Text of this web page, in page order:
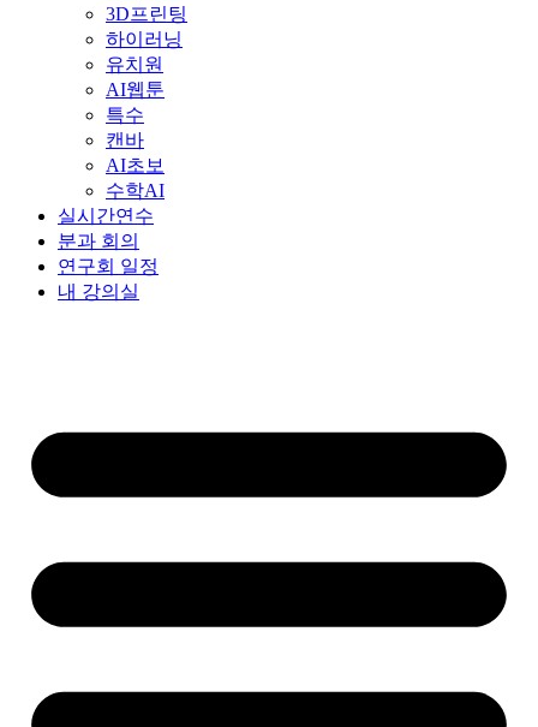
3D프린팅
하이러닝
유치원
AI웹툰
특수
캔바
AI초보
수학AI
실시간연수
분과 회의
연구회 일정
내 강의실